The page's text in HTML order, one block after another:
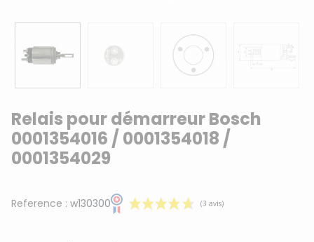
Relais pour démarreur Bosch
0001354016 / 0001354018 /
0001354029
Reference : w130300